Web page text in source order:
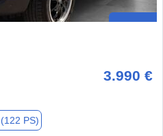
3.990 €
PS)